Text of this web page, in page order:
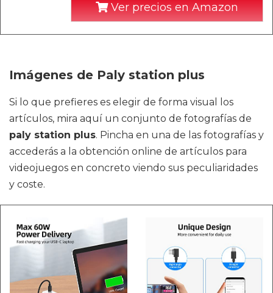
Ver precios en Amazon
Imágenes de Paly station plus
Si lo que prefieres es elegir de forma visual los
artículos, mira aquí un conjunto de fotografías de
paly station plus. Pincha en una de las fotografías y
accederás a la obtención online de artículos para
videojuegos en concreto viendo sus peculiaridades
y coste.